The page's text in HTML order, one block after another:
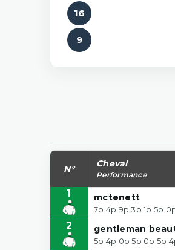
16
9
N° Cheval
Performance
1 mctenett
7p 4p 9p 3p 1p 5p
2 gentleman
5p 4p 0p 5p 0p 5p